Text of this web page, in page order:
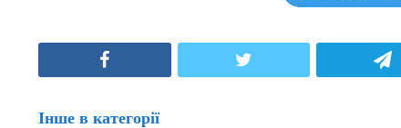
Інше в категорії